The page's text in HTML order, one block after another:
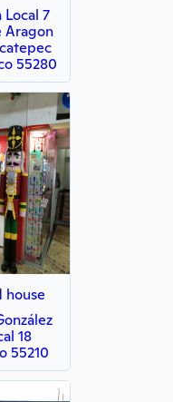
7
Aragon
55280
house
18
55210